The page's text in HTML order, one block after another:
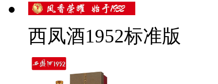
西凤酒1952标准版